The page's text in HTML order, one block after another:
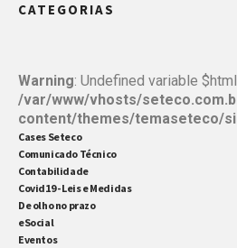
dentro de uma empresa? Em
CATEGORIAS
Warning: Undefined variable
/var/www/vhosts/
content/themes/temaseteco/
Cases Seteco
Comunicado Técnico
Contabilidade
Covid19 - Leis e Medidas
De olho no prazo
eSocial
Eventos